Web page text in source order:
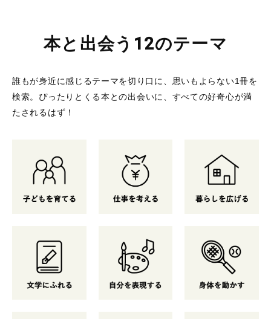
本と出会う12のテーマ
誰もが身近に感じるテーマを切り口に、思いもよらない1冊を
検索。 ぴったりとくる本との出会いに、すべての好奇心が満
たされるはず！